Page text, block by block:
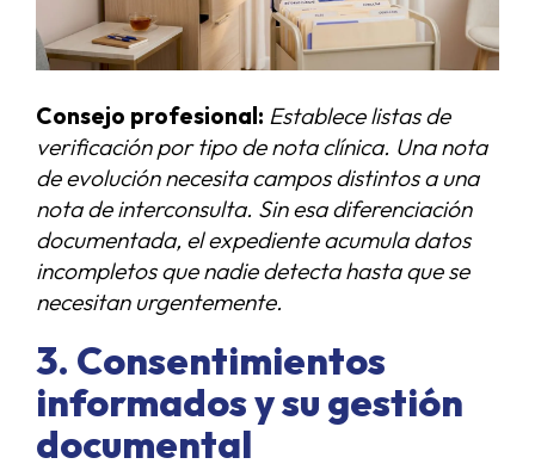
Consejo profesional: Establece listas de
verificación por tipo de nota clínica. Una nota
de evolución necesita campos distintos a una
nota de interconsulta. Sin esa diferenciación
documentada, el expediente acumula datos
incompletos que nadie detecta hasta que se
necesitan urgentemente.
3. Consentimientos
informados y su gestión
documental